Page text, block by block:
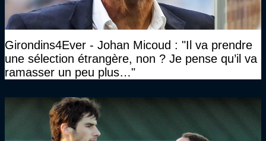
Girondins4Ever - Johan Micoud : "Il va prendre
une sélection étrangère, non ? Je pense qu’il va
ramasser un peu plus…"